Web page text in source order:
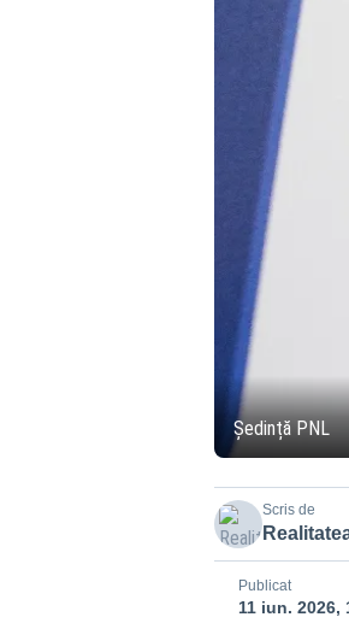
Ședință PNL
Scris de
Publicat
11 iun. 2026,